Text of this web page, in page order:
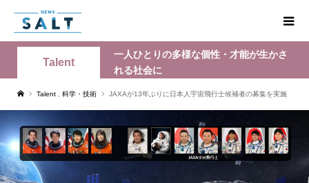
Talent
一人ひとりの多様な個性・才能が生かさ
れる社会に
Talent 科学・技術 JAXAが13年ぶりに日本人宇宙飛行士候補者の募集を実施